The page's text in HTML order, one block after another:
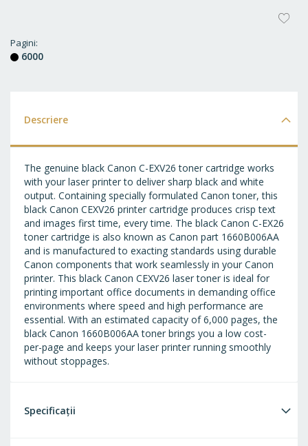
Pagini
6000
Descriere
The genuine black Canon C-EXV26 toner cartridge works
with your laser printer to deliver sharp black and white
output. Containing specially formulated Canon toner, this
black Canon CEXV26 printer cartridge produces crisp text
and images first time, every time. The black Canon C-EX26
toner cartridge is also known as Canon part 1660B006AA
and is manufactured to exacting standards using durable
Canon components that work seamlessly in your Canon
printer. This black Canon CEXV26 laser toner is ideal for
printing important office documents in demanding office
environments where speed and high performance are
essential. With an estimated capacity of 6,000 pages, the
black Canon 1660B006AA toner brings you a low cost-
per-page and keeps your laser printer running smoothly
without stoppages.
Specificații